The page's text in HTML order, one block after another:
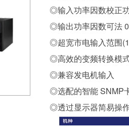
◎输入功率因数校正
◎输出功率因数可法
◎超宽市电输入范围
◎高效的变频转换模
◎兼容发电机输入
◎选配的智能 SNMP
◎透过显示器简易操